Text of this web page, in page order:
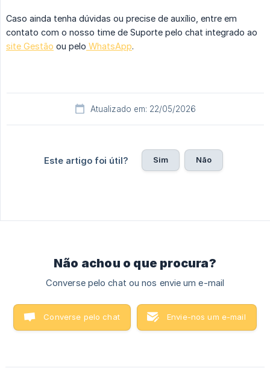
Caso ainda tenha dúvidas ou precise de auxílio, entre em
contato com o nosso time de Suporte pelo chat integrado ao
site Gestão ou pelo WhatsApp.
Atualizado em: 22/05/2026
Este artigo foi útil? Sim Não
Não achou o que procura?
Converse pelo chat ou nos envie um e-mail
Converse pelo chat Envie-nos um e-mail